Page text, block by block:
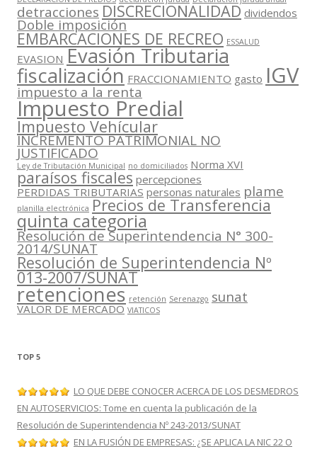
detracciones DISCRECIONALIDAD dividendos
Doble imposición
EMBARCACIONES DE RECREO ESSALUD
EVASION Evasión Tributaria
fiscalización FRACCIONAMIENTO gasto IGV
impuesto a la renta
Impuesto Predial
Impuesto Vehícular
INCREMENTO PATRIMONIAL NO
JUSTIFICADO
Ley de Tributación Municipal no domiciliados Norma XVI
paraísos fiscales percepciones
PERDIDAS TRIBUTARIAS personas naturales plame
planilla electrónica Precios de Transferencia
quinta categoria
Resolución de Superintendencia N° 300-
2014/SUNAT
Resolución de Superintendencia Nº
013-2007/SUNAT
retenciones retención Serenazgo sunat
VALOR DE MERCADO VIATICOS
TOP 5
LO QUE DEBE CONOCER ACERCA DE LOS DESMEDROS
EN AUTOSERVICIOS: Tome en cuenta la publicación de la
Resolución de Superintendencia Nº 243-2013/SUNAT
EN LA FUSIÓN DE EMPRESAS: ¿SE APLICA LA NIC 22 O